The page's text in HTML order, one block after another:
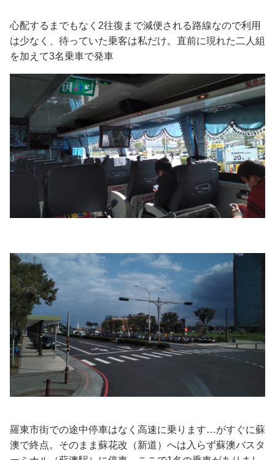
心配するまでもなく2往復まで減便される路線なので利用
は少なく、待っていた乗客は私だけ。直前に現れた二人組
を加えて3名乗車で発車
羅東市街での途中停車はなく高速に乗ります…がすぐに蘇
澳で終点。そのまま蘇花改（新道）へは入らず蘇澳バスタ